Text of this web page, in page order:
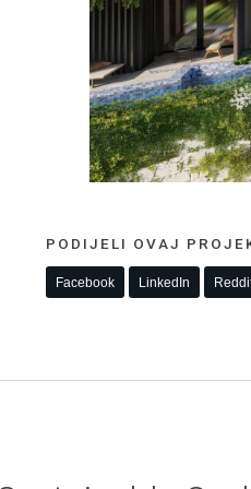
PODIJELI OVAJ
Facebook LinkedIn